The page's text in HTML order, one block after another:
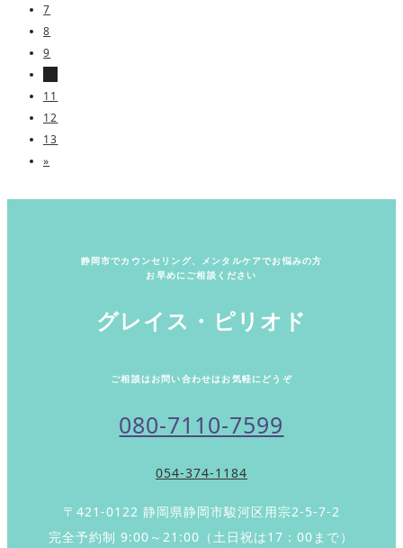
7
8
9
11
12
13
»
静岡市でカウンセリング、メンタルケアでお悩みの方
お早めにご相談ください
グレイス・ピリオド
ご相談はお問い合わせはお気軽にどうぞ
080-7110-7599
054-374-1184
〒421-0122 静岡県静岡市駿河区用宗2-5-7-2
完全予約制 9:00～21:00（土日祝は17：00まで）